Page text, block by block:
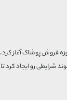
و شماره ثبت 494131، فعالیت خود را در حوزه فروش پوشاک آغاز کرد.
شرایطی رو ایجاد کرد تا